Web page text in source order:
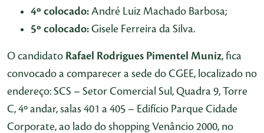
4º colocado: André Luiz Machado Barbosa;
5º colocado: Gisele Ferreira da Silva.
O candidato Rafael Rodrigues Pimentel Muniz, fica
convocado a comparecer a sede do CGEE, localizado no
endereço: SCS – Setor Comercial Sul, Quadra 9, Torre
C, 4º andar, salas 401 a 405 – Edifício Parque Cidade
Corporate, ao lado do shopping Venâncio 2000, no